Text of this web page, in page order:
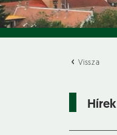
Vissza
Hírek